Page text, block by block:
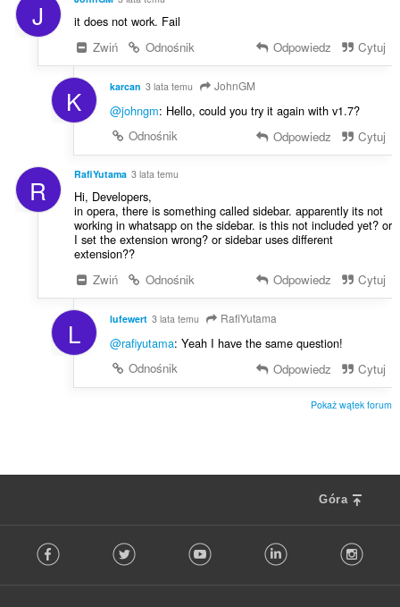
J
it does not work. Fail
Zwiń
Odnośnik Odpowiedz Cytuj
K karcan 3 lata temu JohnGM
@johngm: Hello, could you try it again with v1.7?
Odnośnik
Odpowiedz Cytuj
R RafiYutama 3 lata temu
Hi, Developers,
in opera, there is something called sidebar. apparently its not
working in whatsapp on the sidebar. is this not included yet? or
I set the extension wrong? or sidebar uses different
extension??
Zwiń
Odnośnik Odpowiedz Cytuj
L lufewert 3 lata temu RafiYutama
@rafiyutama: Yeah I have the same question!
Odnośnik
Odpowiedz Cytuj
Pokaż wątek forum
Góra
o Facebook Twitter Youtube LinkedIn